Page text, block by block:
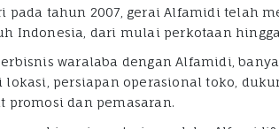
pada tahun 2007, gerai Alfamidi telah
Indonesia, dari mulai perkotaan
waralaba dengan Alfamidi,
lokasi, persiapan operasional toko,
promosi dan pemasaran.